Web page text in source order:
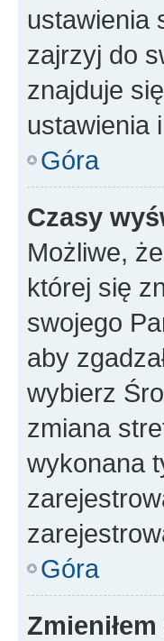
ustawienia
zajrzyj do
znajduje
ustawienia
Góra
Czasy
Możliwe,
której się
swojego
aby
wybierz
zmiana
wykonana
Góra